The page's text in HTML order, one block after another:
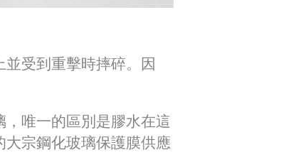
受到重擊時摔碎。因
唯一的區別是膠水在這
宗鋼化玻璃保護膜供應